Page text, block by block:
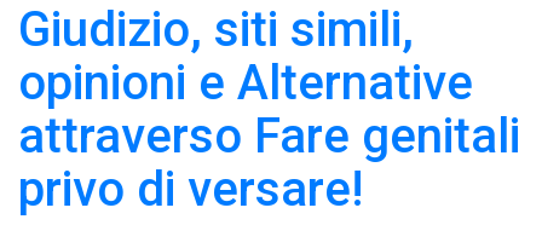
Giudizio, siti simili,
opinioni e Alternative
attraverso Fare genitali
privo di versare!